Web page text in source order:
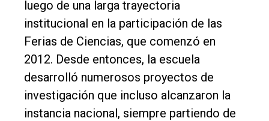
luego de una larga trayectoria
institucional en la participación de las
Ferias de Ciencias, que comenzó en
2012. Desde entonces, la escuela
desarrolló numerosos proyectos de
investigación que incluso alcanzaron la
instancia nacional, siempre partiendo de